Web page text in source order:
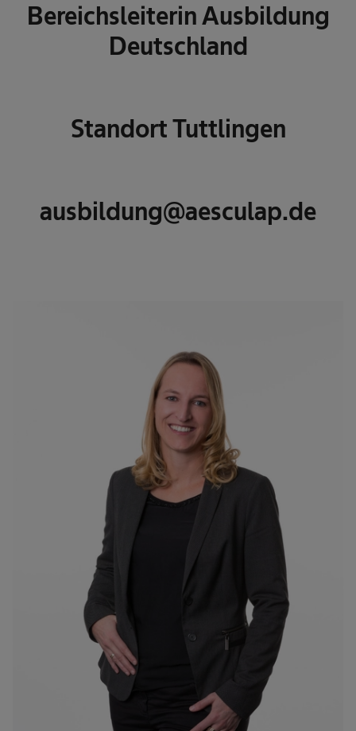
Bereichsleiterin Ausbildung
Deutschland
Standort Tuttlingen
ausbildung@aesculap.de